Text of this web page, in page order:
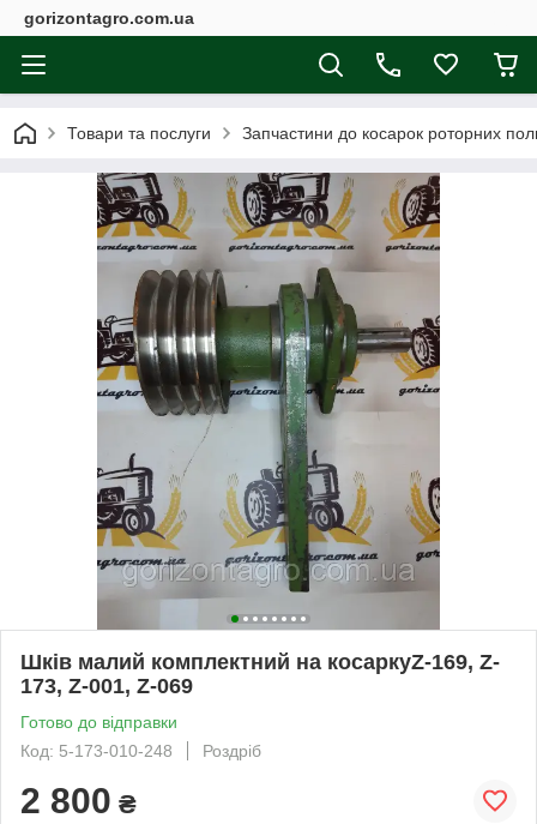
gorizontagro.com.ua
Товари та послуги Запчастини до косарок роторних
Шків малий комплектний на косаркуZ-169, Z-
173, Z-001, Z-069
Готово до відправки
Код: 5-173-010-248
Роздріб
2 800 ₴